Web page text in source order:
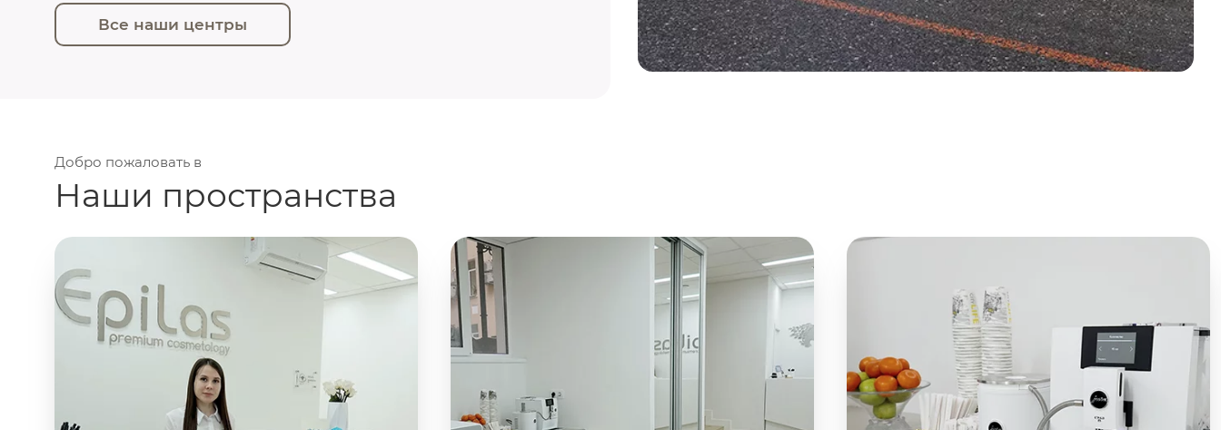
Все наши центры
Добро пожаловать в
Наши пространства